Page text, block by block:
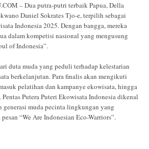
– Dua putra-putri terbaik Papua, Della
Daniel Sokrates Tjo-e, terpilih sebagai
Indonesia 2025. Dengan bangga, mereka
dalam kompetisi nasional yang mengusung
of Indonesia”.
duta muda yang peduli terhadap kelestarian
berkelanjutan. Para finalis akan mengikuti
pelatihan dan kampanye ekowisata, hingga
Putera Puteri Ekowisata Indonesia dikenal
generasi muda pecinta lingkungan yang
“We Are Indonesian Eco-Warriors”.